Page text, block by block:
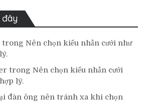
đây
trong Nên chọn kiểu nhẫn cưới như
trong Nên chọn kiểu nhẫn cưới
lý.
đàn ông nên tránh xa khi chọn